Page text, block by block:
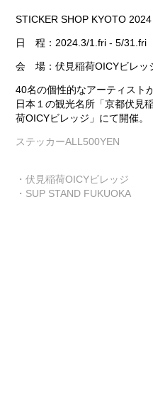
STICKER SHOP KYOTO 2024
日 程：2024.3/1.fri - 5/31.fri
会 場：伏見稲荷OICYビレッ
40名の個性的なアーティスト
日本１の観光名所「京都伏見
荷OICYビレッジ」にて開催。
ステッカーALL500YEN
・伏見稲荷OICYビレッジ
・ SUP STAND FUKUOKA